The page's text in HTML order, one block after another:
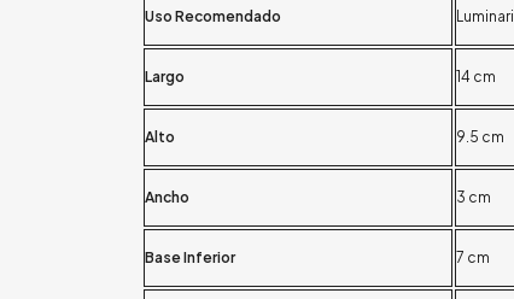
Uso Recomendado
Largo 14 cm
Alto 9.5 cm
Ancho 3 cm
Base Inferior 7 cm